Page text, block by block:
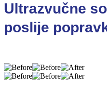
Ultrazvučne
poslije